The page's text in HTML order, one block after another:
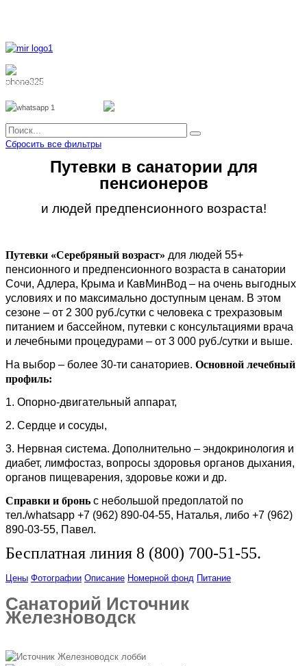
8 962 888 51 55
Сбросить все фильтры
Путевки в санатории для
пенсионеров
и людей предпенсионного возраста!
Путевки «Серебряный возраст» для людей 55+
пенсионного и предпенсионного возраста в санатории
Сочи, Адлера, Крыма и КавМинВод – на очень выгодных
условиях и по максимально доступным ценам. В этом
сезоне – от 2 300 руб./сутки с человека с трехразовым
питанием и бассейном, путевки с консультациями врача
и лечебными процедурами – от 3 000 руб./сутки и выше.
На выбор – более 30-ти санаториев. Основной лечебный
профиль:
1. Опорно-двигательный аппарат,
2. Сердце и сосуды,
3. Нервная система. Дополнительно – эндокринология и
диабет, лимфостаз, вопросы здоровья органов дыхания,
органов пищеварения, здоровье кожи и др.
Справки и бронь с небольшой предоплатой по
тел./whatsapp +7 (962) 890-04-55, Наталья, либо +7 (962)
890-03-55, Павел.
Бесплатная линия 8 (800) 700-51-55.
Цены Фотографии Описание Номерной фонд Питание
Санаторий Источник
Железноводск